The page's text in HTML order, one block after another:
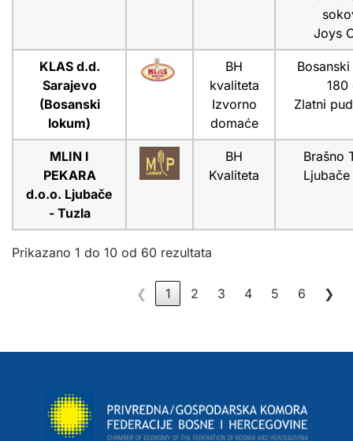
Joys
KLAS d.d.
Sarajevo
(Bosanski
lokum)
BH
kvaliteta
Izvorno
domaće
180
Zlatni
MLIN I
PEKARA
d.o.o. Ljubače
- Tuzla
BH
Kvaliteta
Brašno
Prikazano 1 do 10 od 60 rezultata
❮ 1 2 3 4 5 6 ❯